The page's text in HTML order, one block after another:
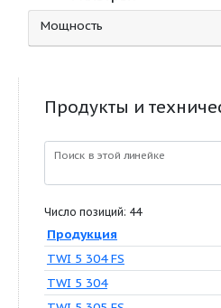
Мощность
Продукты и
Поиск в этой линейке